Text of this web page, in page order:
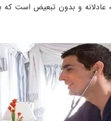
و بدون تبعیض است که